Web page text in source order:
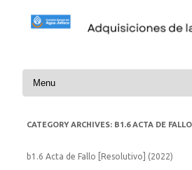
Skip to content
CATEGORY ARCHIVES: B1.6 ACTA DE
b1.6 Acta de Fallo [Resolutivo] (2022)